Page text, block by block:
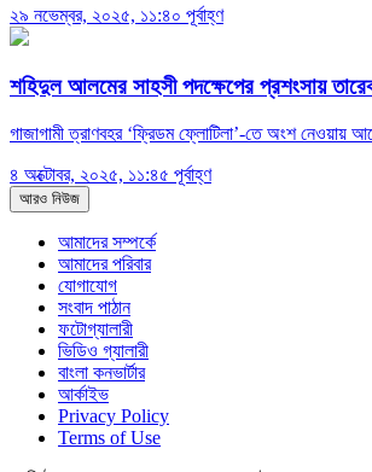
২৯ নভেম্বর, ২০২৫, ১১:৪০ পূর্বাহ্ণ
শহিদুল আলমের সাহসী পদক্ষেপের প্রশংসায়
গাজাগামী ত্রাণবহর ‘ফ্রিডম ফ্লোটিলা’-তে অংশ নেওয়ায়
৪ অক্টোবর, ২০২৫, ১১:৪৫ পূর্বাহ্ণ
আরও নিউজ
আমাদের সম্পর্কে
আমাদের পরিবার
যোগাযোগ
সংবাদ পাঠান
ফটোগ্যালারী
ভিডিও গ্যালারী
বাংলা কনভার্টার
আর্কাইভ
Privacy Policy
Terms of Use